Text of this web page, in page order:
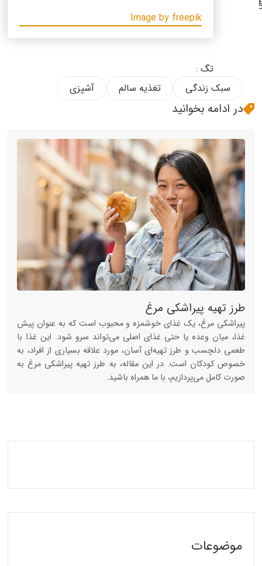
Image by freepik
تگ :
سبک زندگی
تغذیه سالم آشپزی
در ادامه بخوانید
طرز تهیه پیراشکی مرغ
پیراشکی مرغ، یک غذای خوشمزه و محبوب است که به عنوان پیش
غذا، میان وعده یا حتی غذای اصلی می‌تواند سرو شود. این غذا با
طعمی دلچسب و طرز تهیه‌ای آسان، مورد علاقه بسیاری از افراد، به
خصوص کودکان است. در این مقاله، به طرز تهیه پیراشکی مرغ به
صورت کامل می‌پردازیم، با ما همراه باشید.
موضوعات